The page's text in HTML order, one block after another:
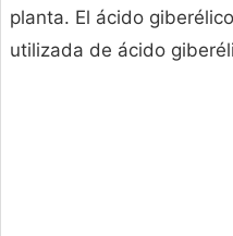
planta. El ácido
utilizada de ácido